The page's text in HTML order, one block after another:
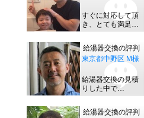
すぐに対応して頂
き、とても満足…
給湯器交換の評判
東京都中野区 M様
給湯器交換の見積
りした中で…
給湯器交換の評判